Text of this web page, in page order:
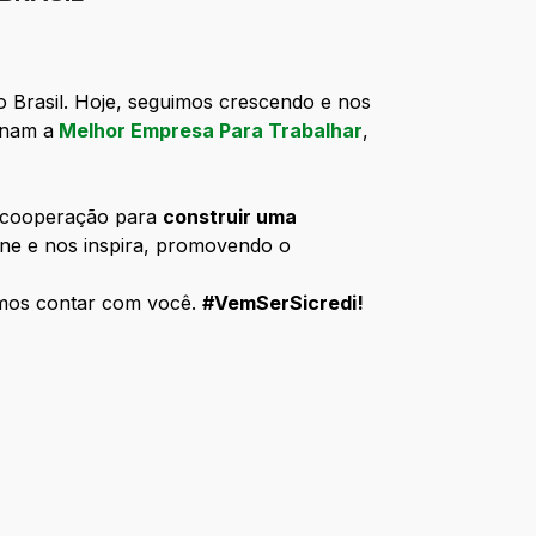
Hoje, seguimos crescendo e nos
a Melhor Empresa Para Trabalhar,
para construir uma
e nos inspira, promovendo o
contar com você.#VemSerSicredi!